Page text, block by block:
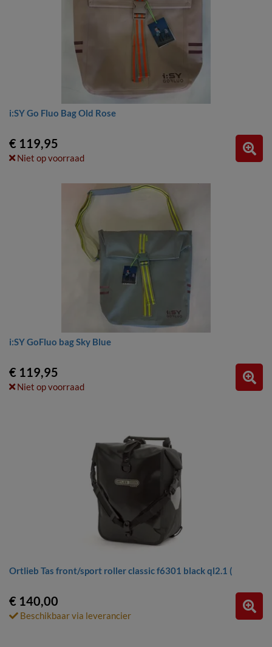
i:SY Go Fluo Bag Old Rose
€ 119,95
Niet op voorraad
i:SY GoFluo bag Sky Blue
€ 119,95
Niet op voorraad
Ortlieb Tas front/sport roller classic f6301 black ql2.1 (
€ 140,00
Beschikbaar via leverancier